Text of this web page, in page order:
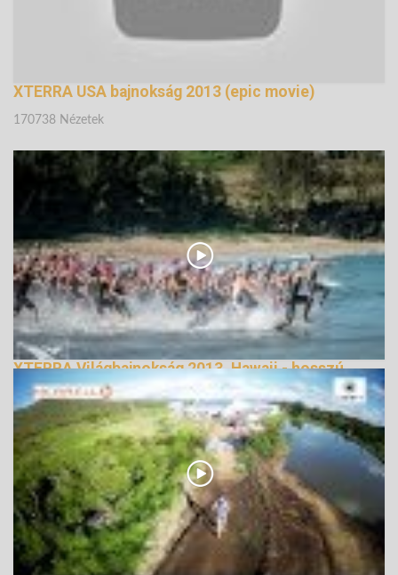
XTERRA USA bajnokság 2013 (epic movie)
170738 Nézetek
XTERRA Világbajnokság 2013, Hawaii - hosszú
verzió
168314 Nézetek